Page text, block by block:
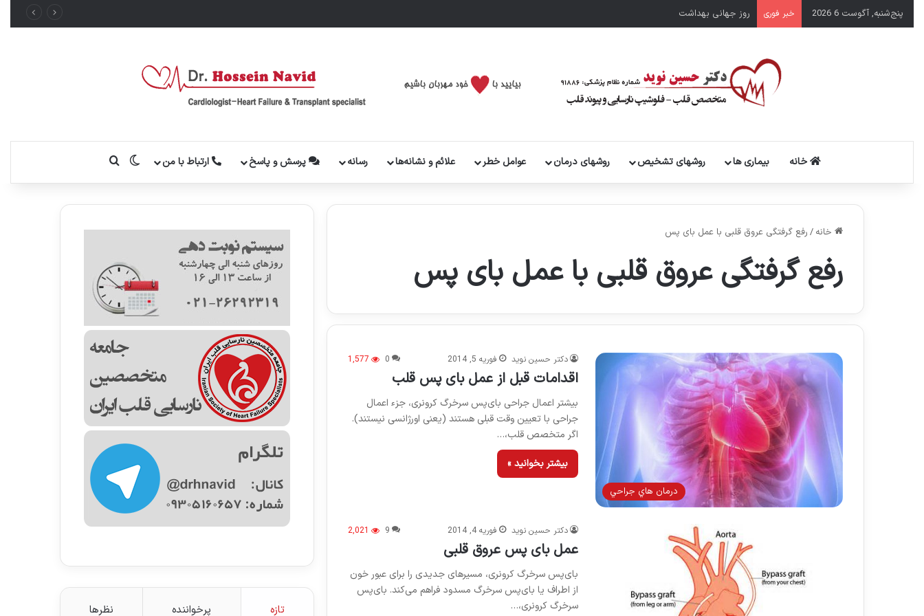
پنج‌شنبه, آگوست 6 2026 خبر فوری روز جهانی بهداشت
خانه بیماری ها روشهای تشخیص روشهای درمان عوامل خطر علائم و نشانه‌ها رسانه پرسش و پاسخ ارتباط با من تغییر پوسته
خانه / رفع گرفتگی عروق قلبی با عمل بای پس
رفع گرفتگی عروق قلبی با عمل بای پس
درمان هاي جراحي
دکتر حسین نوید فوریه 5, 2014 0
1,577
اقدامات قبل از عمل بای پس قلب
بیشتر اعمال جراحی بای‌پس سرخرگ کرونری، جزء اعمال
جراحی با تعیین وقت قبلی هستند (یعنی اورژانسی نیستند).
اگر متخصص قلب،…
بیشتر بخوانید »
دکتر حسین نوید فوریه 4, 2014 9
2,021
عمل بای پس عروق قلبی
بای‌پس سرخرگ کرونری، مسیرهای جدیدی را برای عبور خون
از اطراف یا بای‌پس سرخرگ مسدود فراهم می‌کند. بای‌پس
سرخرگ کرونری،…
تازه پرخواننده نظرها